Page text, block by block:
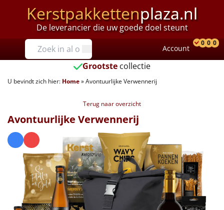
Kerstpakkettenplaza.nl
De leverancier die uw goede doel steunt
Prijzen
Tot €25
€25 tot €35
€40 tot €45
€45 tot €50
€50 tot €55
€55 tot €75
Account
0 0 0
Grootste collectie
U bevindt zich hier: Home»Avontuurlijke Verwennerij
Terug naar overzicht
Avontuurlijke Verwennerij